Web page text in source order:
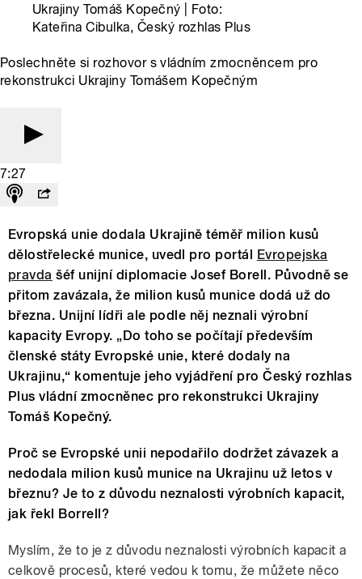
Ukrajiny Tomáš Kopečný | Foto:
Kateřina Cibulka, Český rozhlas Plus
Poslechněte si rozhovor s vládním zmocněncem pro
rekonstrukci Ukrajiny Tomášem Kopečným
7:27
Evropská unie dodala Ukrajině téměř milion kusů
dělostřelecké munice, uvedl pro portál Evropejska
pravda šéf unijní diplomacie Josef Borell. Původně se
přitom zavázala, že milion kusů munice dodá už do
března. Unijní lídři ale podle něj neznali výrobní
kapacity Evropy. „Do toho se počítají především
členské státy Evropské unie, které dodaly na
Ukrajinu,“ komentuje jeho vyjádření pro Český rozhlas
Plus vládní zmocněnec pro rekonstrukci Ukrajiny
Tomáš Kopečný.
Proč se Evropské unii nepodařilo dodržet závazek a
nedodala milion kusů munice na Ukrajinu už letos v
březnu? Je to z důvodu neznalosti výrobních kapacit,
jak řekl Borrell?
Myslím, že to je z důvodu neznalosti výrobních kapacit a
celkově procesů, které vedou k tomu, že můžete něco